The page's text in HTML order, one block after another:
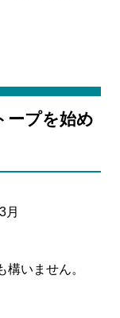
ープを始め
月
いません。